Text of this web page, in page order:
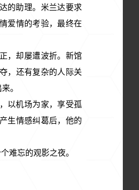
的助理。米兰达要求
爱情的考验，最终在
，却屡遭波折。新馆
，还有复杂的人际关
。
以机场为家，享受孤
生情感纠葛后，他的
难忘的观影之夜。